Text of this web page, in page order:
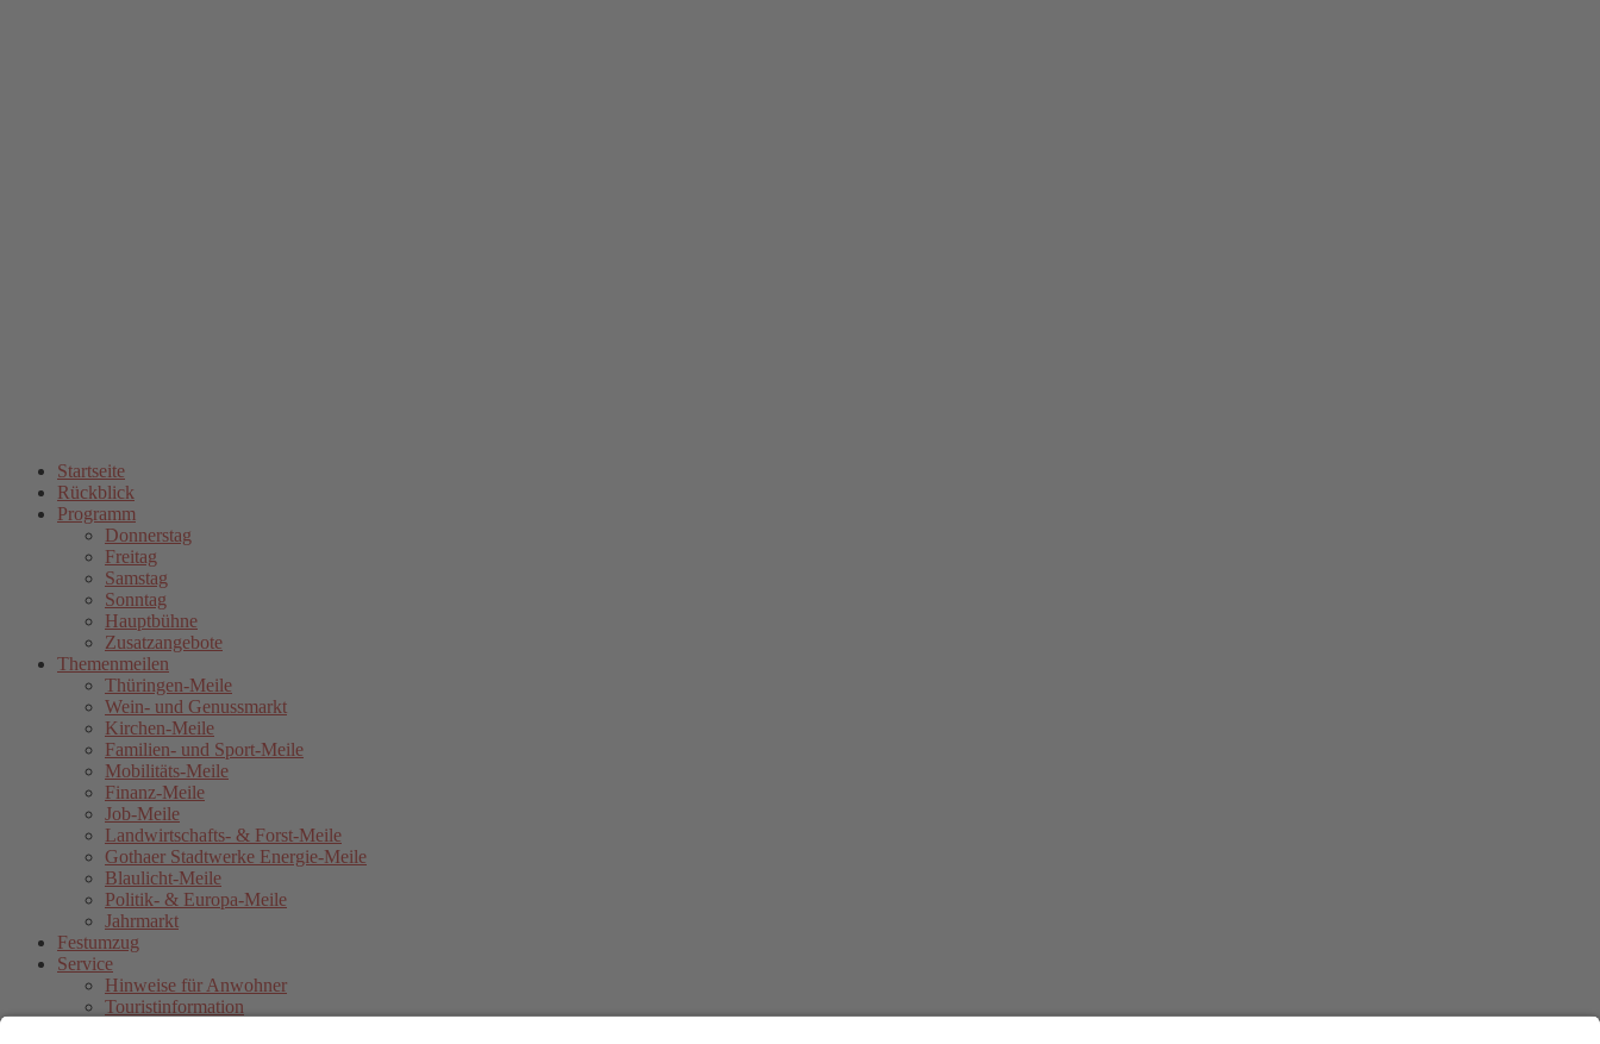
Startseite
Rückblick
Programm
Donnerstag
Freitag
Samstag
Sonntag
Hauptbühne
Zusatzangebote
Themenmeilen
Thüringen-Meile
Wein- und Genussmarkt
Kirchen-Meile
Familien- und Sport-Meile
Mobilitäts-Meile
Finanz-Meile
Job-Meile
Landwirtschafts- & Forst-Meile
Gothaer Stadtwerke Energie-Meile
Blaulicht-Meile
Politik- & Europa-Meile
Jahrmarkt
Festumzug
Service
Hinweise für Anwohner
Touristinformation